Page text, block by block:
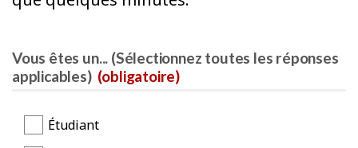
Vous êtes un... (Sélectionnez toutes les réponses
applicables) (obligatoire)
Étudiant